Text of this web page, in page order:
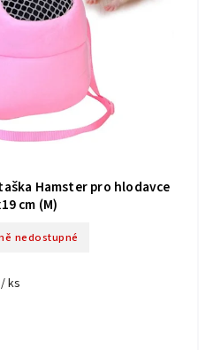
Hamster pro hlodavce
cm (M)
nedostupné
/ ks